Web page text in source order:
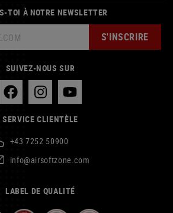
TOI À NOTRE NEWSLETTER
S'INSCRIRE
SUIVEZ-NOUS SUR
SERVICE CLIENTÈLE
+43 7252 50900
info@airsoftzone.com
LABEL DE QUALITÉ